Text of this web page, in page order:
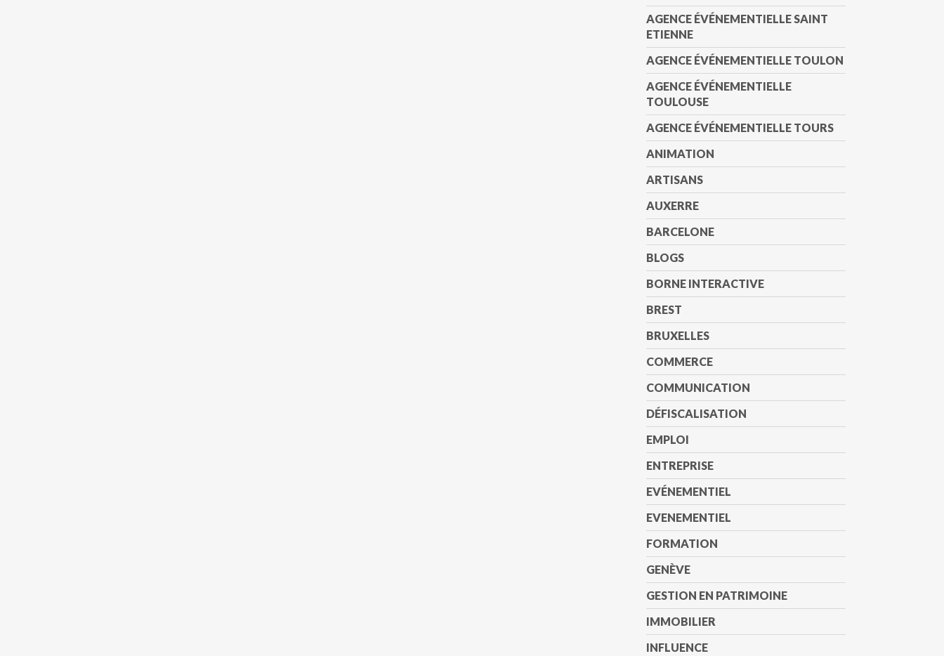
AGENCE ÉVÉNEMENTIELLE SAINT
ETIENNE
AGENCE ÉVÉNEMENTIELLE TOULON
AGENCE ÉVÉNEMENTIELLE
TOULOUSE
AGENCE ÉVÉNEMENTIELLE TOURS
ANIMATION
ARTISANS
AUXERRE
BARCELONE
BLOGS
BORNE INTERACTIVE
BREST
BRUXELLES
COMMERCE
COMMUNICATION
DÉFISCALISATION
EMPLOI
ENTREPRISE
EVÉNEMENTIEL
EVENEMENTIEL
FORMATION
GENÈVE
GESTION EN PATRIMOINE
IMMOBILIER
INFLUENCE